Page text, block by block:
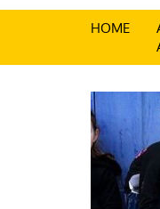
HOME